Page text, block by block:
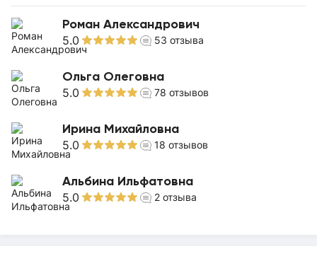
Роман Александрович
5.0 53 отзыва
Ольга Олеговна
5.0 78 отзывов
Ирина Михайловна
5.0 18 отзывов
Альбина Ильфатовна
5.0 2 отзыва